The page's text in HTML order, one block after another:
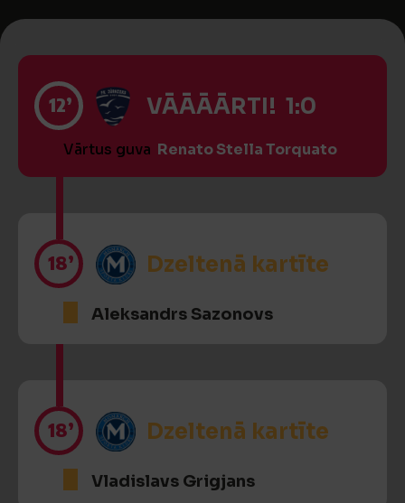
12’ VĀĀĀĀRTI! 1:0
Vārtus guva Renato Stella Torquato
18’ Dzeltenā kartīte
Aleksandrs Sazonovs
18’ Dzeltenā kartīte
Vladislavs Grigjans